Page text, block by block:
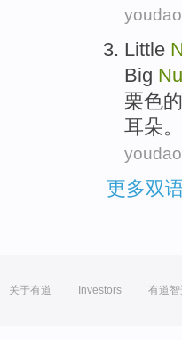
youdao
Little
Big
栗色的
耳朵。
youdao
更多双
关于有道 Investors 有道